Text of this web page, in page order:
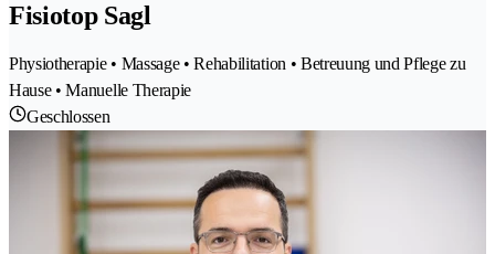
Fisiotop Sagl
Physiotherapie • Massage • Rehabilitation • Betreuung und Pflege zu
Hause • Manuelle Therapie
Geschlossen